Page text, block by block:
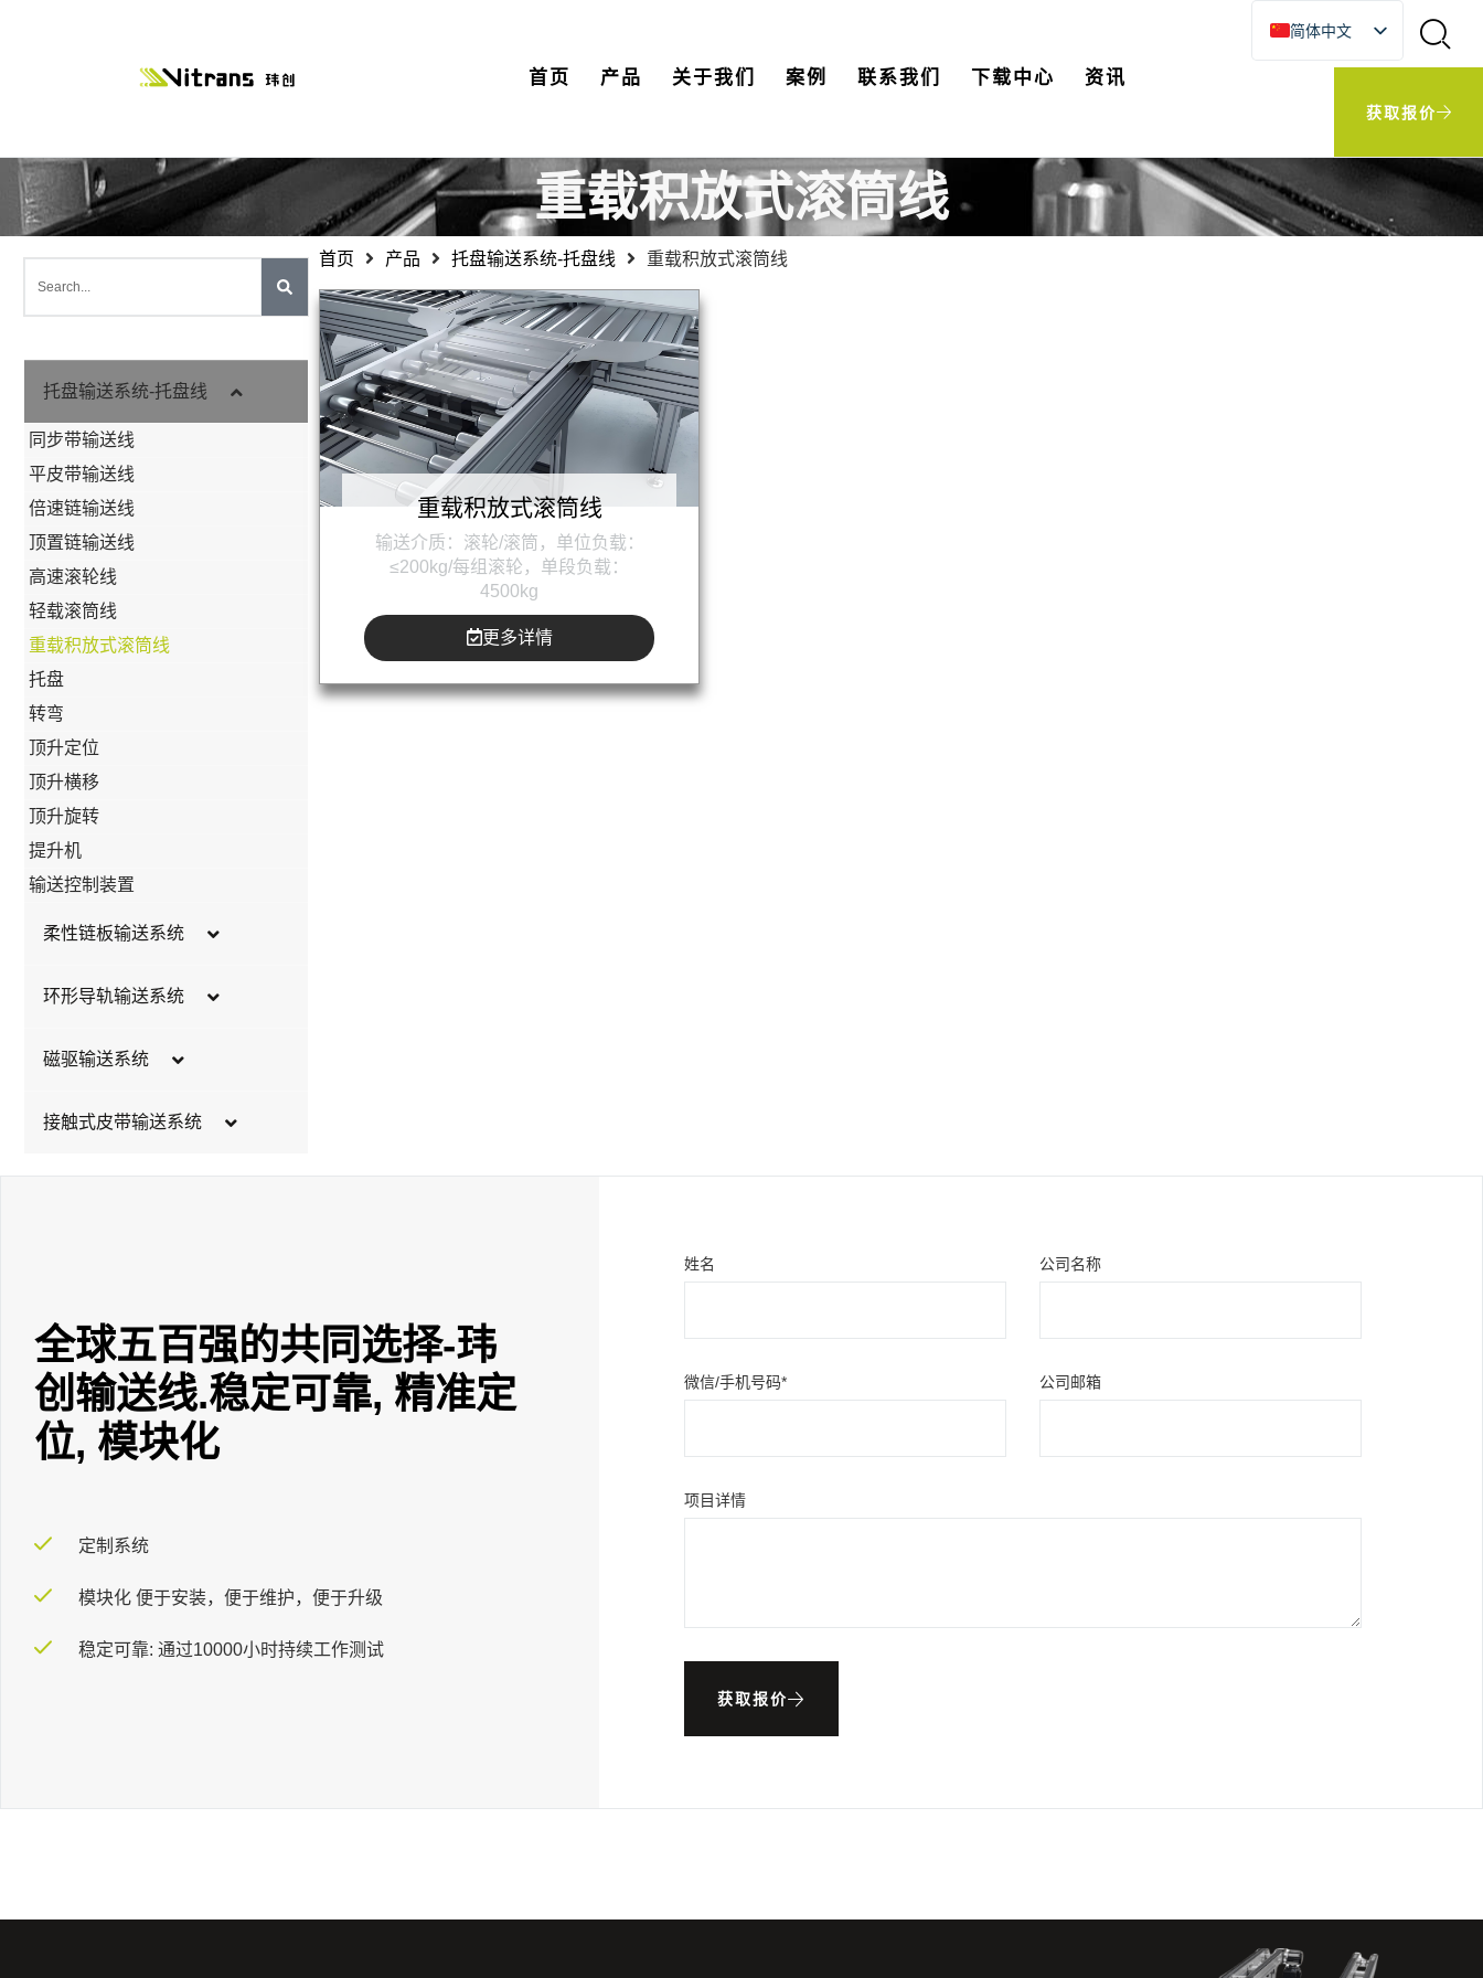
首页 产品 关于我们 案例 联系我们 下载中心 资讯
简体中文
English
获取报价
重载积放式滚筒线
托盘输送系统-托盘线
同步带输送线
平皮带输送线
倍速链输送线
顶置链输送线
高速滚轮线
轻载滚筒线
重载积放式滚筒线
托盘
转弯
顶升定位
顶升横移
顶升旋转
提升机
输送控制装置
柔性链板输送系统
输送段
驱动装置
环形导轨输送系统
链条式
磁驱输送系统
接触式皮带输送系统
窄皮带双列型
首页 产品 托盘输送系统-托盘线 重载积放式滚筒线
重载积放式滚筒线
输送介质：滚轮/滚筒，单位负载：
≤200kg/每组滚轮，单段负载：
4500kg
更多详情
全球五百强的共同选择-玮
创输送线.稳定可靠, 精准定
位, 模块化
定制系统
模块化 便于安装，便于维护，便于升级
稳定可靠: 通过10000小时持续工作测试
姓名 公司名称
微信/手机号码* 公司邮箱
项目详情
获取报价